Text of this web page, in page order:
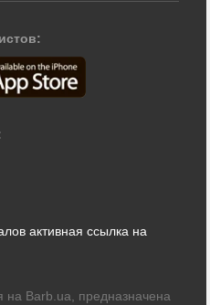
активная ссылка на
Barb.ua, предназначена